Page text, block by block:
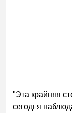
"Эта крайняя
сегодня